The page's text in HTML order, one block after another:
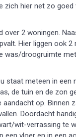
zich hier net zo
2 woningen.
Hier liggen ook
droogruimte
staat meteen in
de tuin en de zon
op. Binnen
Doordacht
wit-verrassing te